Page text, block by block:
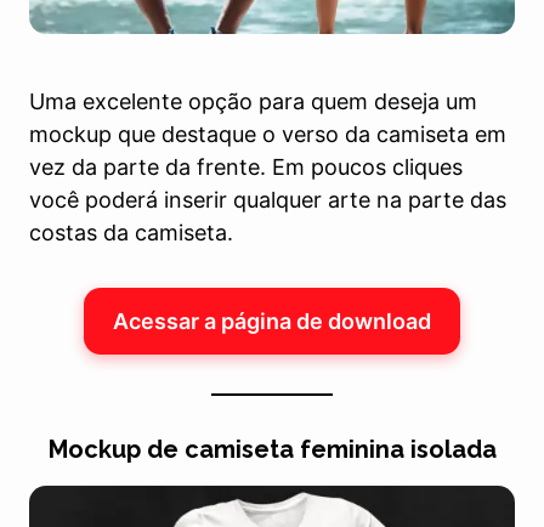
Uma excelente opção para quem deseja um
mockup que destaque o verso da camiseta em
vez da parte da frente. Em poucos cliques
você poderá inserir qualquer arte na parte das
costas da camiseta.
Acessar a página de download
Mockup de camiseta feminina isolada